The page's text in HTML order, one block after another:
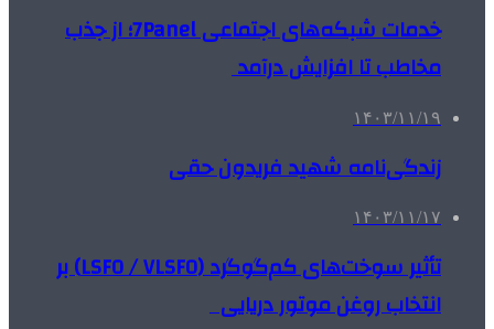
خدمات شبکه‌های اجتماعی 7Panel؛ از جذب
مخاطب تا افزایش درآمد
۱۴۰۳/۱۱/۱۹
زندگی‌نامه شهید فریدون حقی
۱۴۰۳/۱۱/۱۷
تأثیر سوخت‌های کم‌گوگرد (LSFO / VLSFO) بر
انتخاب روغن موتور دریایی